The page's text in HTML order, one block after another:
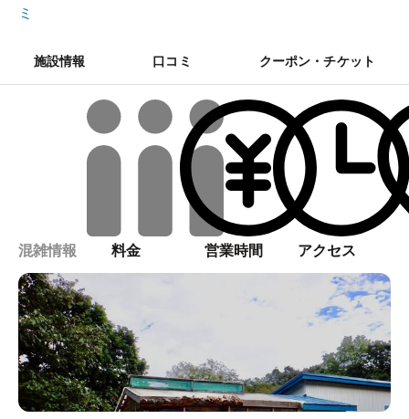
ミ
施設情報 口コミ クーポン・チケット
混雑情報 料金 営業時間 アクセス